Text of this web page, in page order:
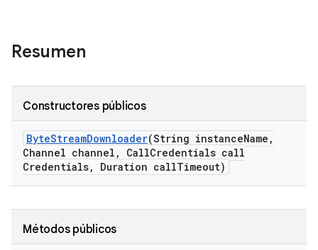
Resumen
Constructores públicos
ByteStreamDownloader(String instanceName ,
Channel channel , CallCredentials call
Credentials, Duration callTimeout)
Métodos públicos